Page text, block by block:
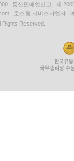
통신판매업신고 : 제
호스팅 서비스사업자 :
Reserved.